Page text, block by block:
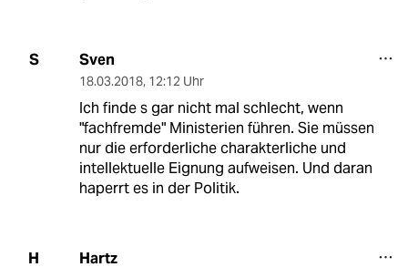
S Sven
18.03.2018, 12:12 Uhr
Ich finde s gar nicht mal schlecht, wenn
"fachfremde" Ministerien führen. Sie müssen
nur die erforderliche charakterliche und
intellektuelle Eignung aufweisen. Und daran
haperrt es in der Politik.
H Hartz